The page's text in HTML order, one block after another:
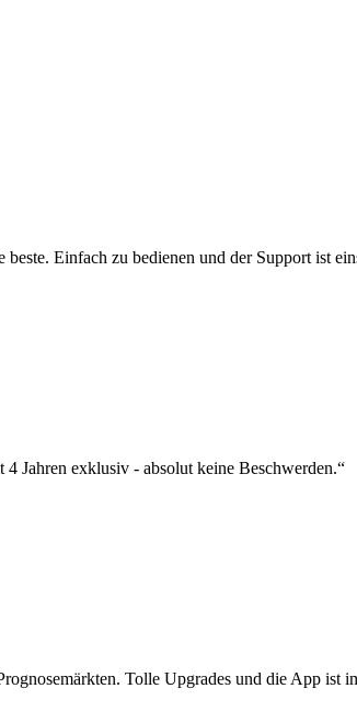
Einfach zu bedienen und der Support ist
Jahren exklusiv - absolut keine Beschwerden.“
Tolle Upgrades und die App ist